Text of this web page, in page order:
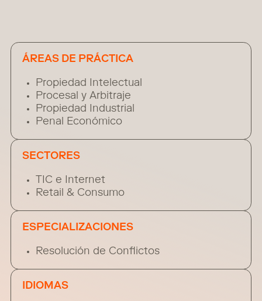
ÁREAS DE PRÁCTICA
Propiedad Intelectual
Procesal y Arbitraje
Propiedad Industrial
Penal Económico
SECTORES
TIC e Internet
Retail & Consumo
ESPECIALIZACIONES
Resolución de Conflictos
IDIOMAS